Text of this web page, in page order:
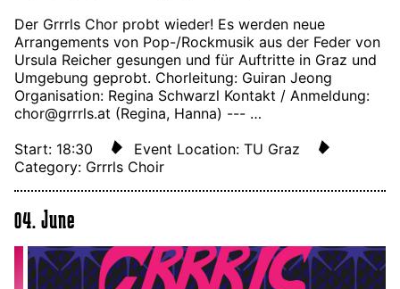
Der Grrrls Chor probt wieder! Es werden neue
Arrangements von Pop-/Rockmusik aus der Feder von
Ursula Reicher gesungen und für Auftritte in Graz und
Umgebung geprobt. Chorleitung: Guiran Jeong
Organisation: Regina Schwarzl Kontakt / Anmeldung:
chor@grrrls.at (Regina, Hanna) --- …
Start: 18:30
Event Location: TU Graz
Category: Grrrls Choir
04. June